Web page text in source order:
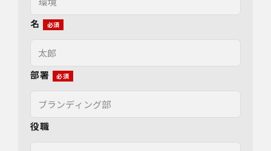
名
部署
役職